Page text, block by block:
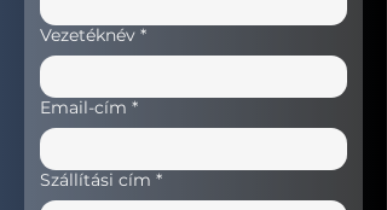
Vezetéknév *
Email-cím *
Szállítási cím *